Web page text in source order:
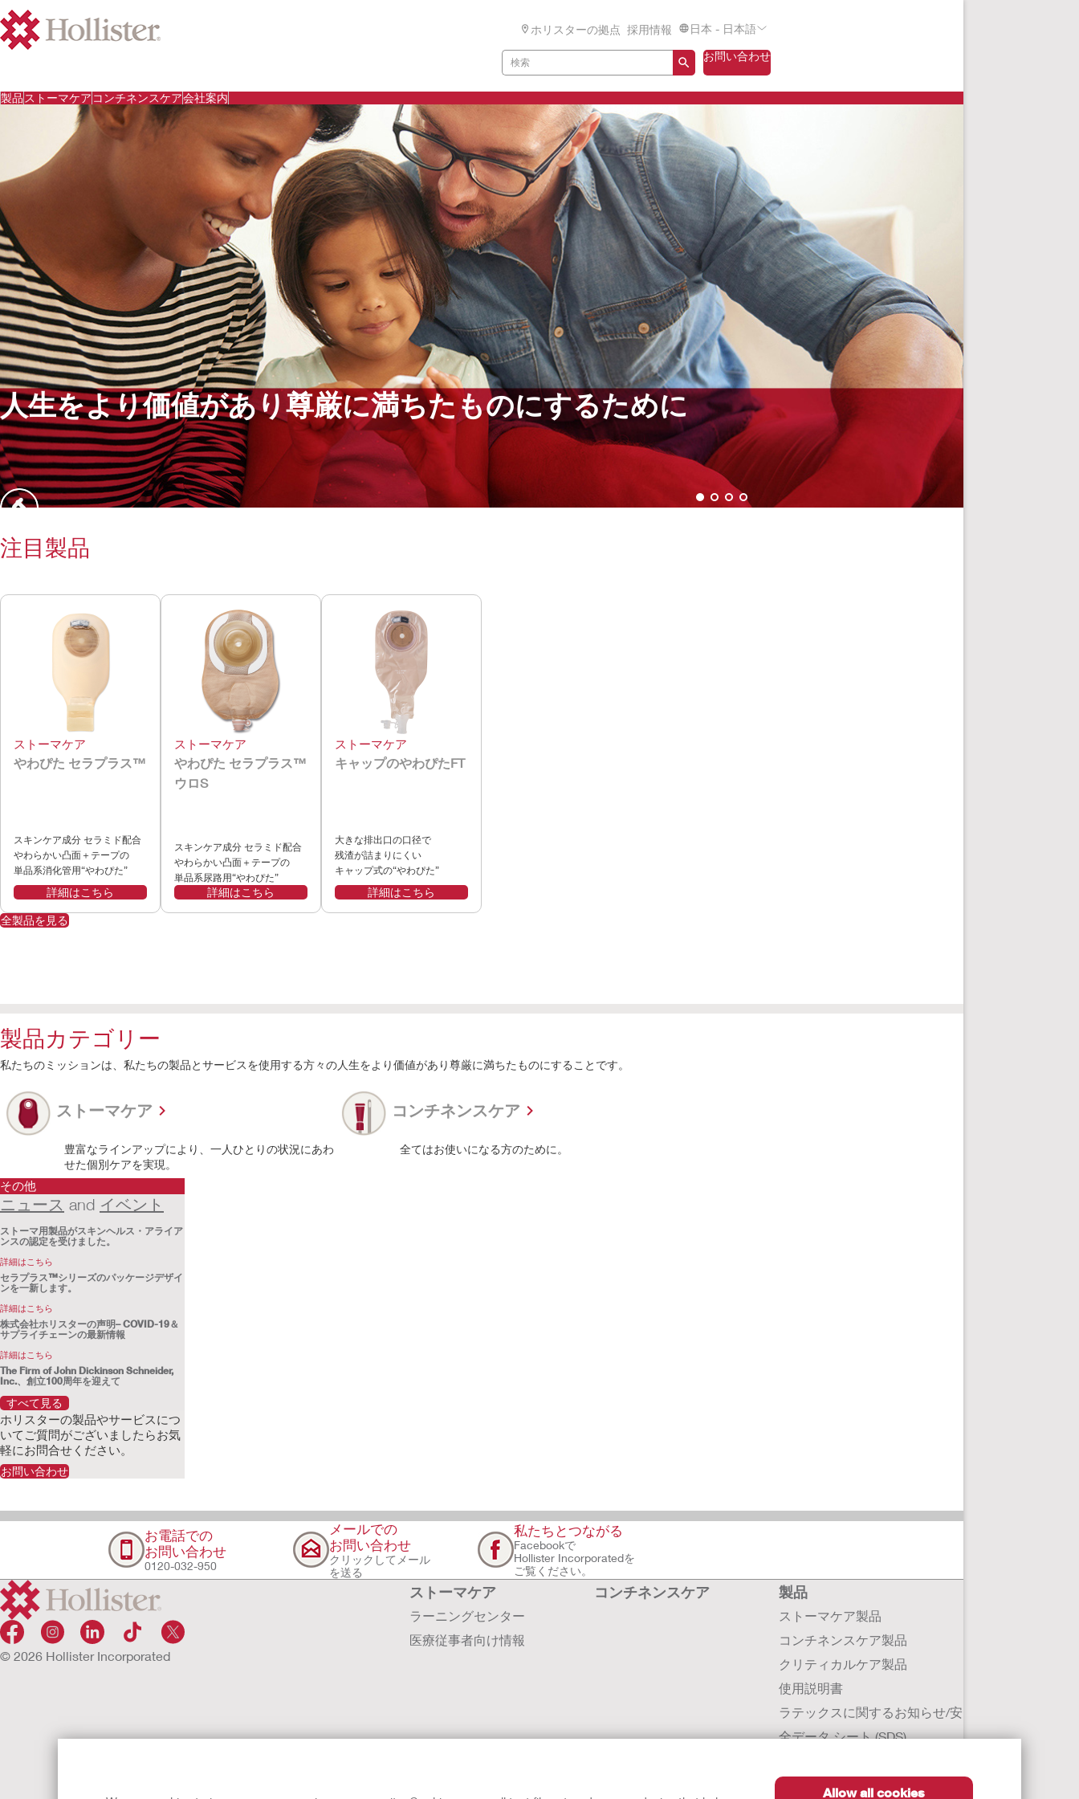
Allow all cookies
ホリスターの拠点 採用情報
日本 - 日本語
お問い合わせ
製品 ストーマケア コンチネンスケア会社案内
人生をより価値があり尊厳に満ちたものにするために
注目製品
ストーマケア
やわぴた セラプラス™
スキンケア成分 セラミド配合
やわらかい凸面＋テープの
単品系消化管用“やわぴた”
詳細はこちら
ストーマケア
やわぴた セラプラス™
ウロS
スキンケア成分 セラミド配合
やわらかい凸面＋テープの
単品系尿路用“やわぴた”
詳細はこちら
ストーマケア
キャップのやわぴたFT
大きな排出口の口径で
残渣が詰まりにくい
キャップ式の“やわぴた”
詳細はこちら
全製品を見る
製品カテゴリー
私たちのミッションは、私たちの製品とサービスを使用する方々の人生をより価値があり尊厳に満ちたものにすることです。
ストーマケア
豊富なラインアップにより、一人ひとりの状況にあわ
せた個別ケアを実現。
コンチネンスケア
全てはお使いになる方のために。
その他
ニュース and イベント
ストーマ用製品がスキンヘルス・アライア
ンスの認定を受けました。
詳細はこちら
セラプラス™シリーズのパッケージデザイ
ンを一新します。
詳細はこちら
株式会社ホリスターの声明– COVID-19＆
サプライチェーンの最新情報
詳細はこちら
The Firm of John Dickinson Schneider,
Inc.、創立100周年を迎えて
詳細はこちら
ホリスター社：新型コロナウイルス 感染
症のパンデミック（世界的な大流行）に関
する現在の状況
詳細はこちら
ホリスター社：新型コロナウイルス 感染
すべて見る
ホリスターの製品やサービスにつ
いてご質問がございましたらお気
軽にお問合せください。
お問い合わせ
お電話での
お問い合わせ
0120-032-950
メールでの
お問い合わせ
クリックしてメール
を送る
私たちとつながる
Facebookで
Hollister Incorporatedを
ご覧ください。
© 2026 Hollister Incorporated
ストーマケア
ラーニングセンター
医療従事者向け情報
コンチネンスケア 製品
ストーマケア製品
コンチネンスケア製品
クリティカルケア製品
使用説明書
ラテックスに関するお知らせ/安
全データ シート (SDS)